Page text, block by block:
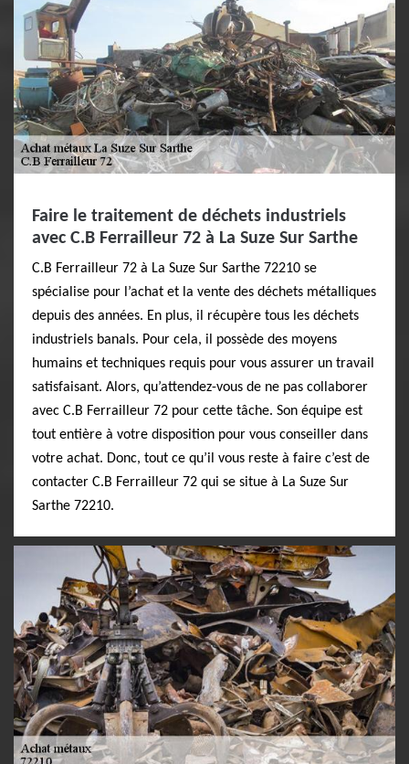
Faire le traitement de déchets industriels
avec C.B Ferrailleur 72 à La Suze Sur Sarthe
C.B Ferrailleur 72 à La Suze Sur Sarthe 72210 se
spécialise pour l’achat et la vente des déchets métalliques
depuis des années. En plus, il récupère tous les déchets
industriels banals. Pour cela, il possède des moyens
humains et techniques requis pour vous assurer un travail
satisfaisant. Alors, qu’attendez-vous de ne pas collaborer
avec C.B Ferrailleur 72 pour cette tâche. Son équipe est
tout entière à votre disposition pour vous conseiller dans
votre achat. Donc, tout ce qu’il vous reste à faire c’est de
contacter C.B Ferrailleur 72 qui se situe à La Suze Sur
Sarthe 72210.